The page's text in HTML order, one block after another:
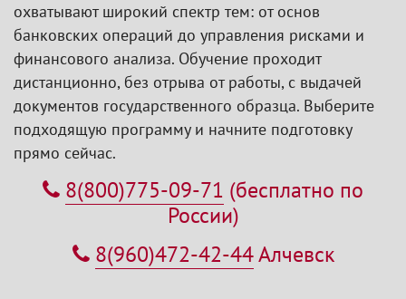
охватывают широкий спектр тем: от основ
банковских операций до управления рисками и
финансового анализа. Обучение проходит
дистанционно, без отрыва от работы, с выдачей
документов государственного образца. Выберите
подходящую программу и начните подготовку
прямо сейчас.
8(800)775-09-71 (бесплатно по
России)
8(960)472-42-44Алчевск